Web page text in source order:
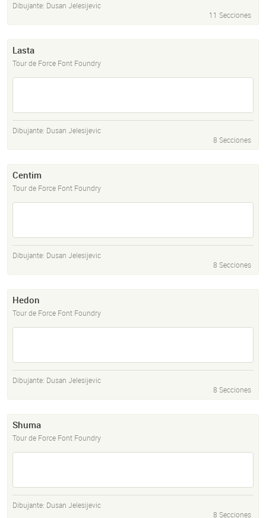
Dibujante: Dusan Jelesijevic
11 Secciones
Lasta
Tour de Force Font Foundry
Dibujante: Dusan Jelesijevic
8 Secciones
Centim
Tour de Force Font Foundry
Dibujante: Dusan Jelesijevic
8 Secciones
Hedon
Tour de Force Font Foundry
Dibujante: Dusan Jelesijevic
8 Secciones
Shuma
Tour de Force Font Foundry
Dibujante: Dusan Jelesijevic
8 Secciones